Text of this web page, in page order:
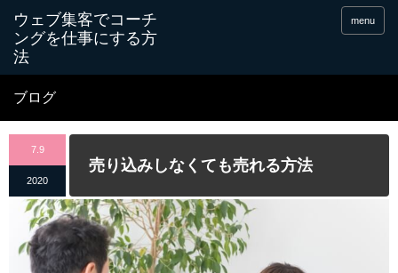
menu
ブログ
7.9
2020
売り込みしなくても売れる方法